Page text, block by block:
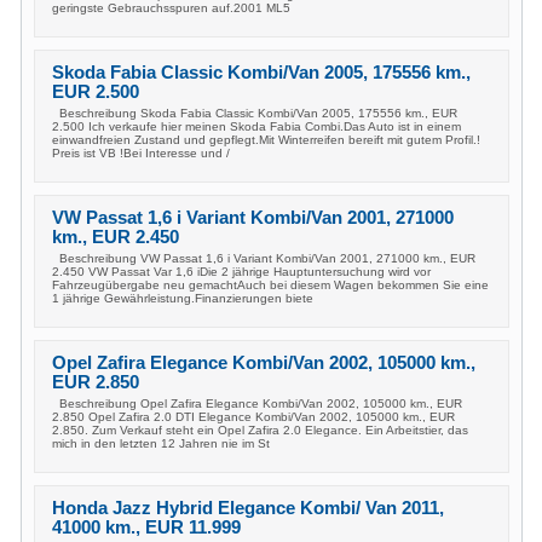
geringste Gebrauchsspuren auf.2001 ML5
Skoda Fabia Classic Kombi/Van 2005, 175556 km.,
EUR 2.500
Beschreibung Skoda Fabia Classic Kombi/Van 2005, 175556 km., EUR
2.500 Ich verkaufe hier meinen Skoda Fabia Combi.Das Auto ist in einem
einwandfreien Zustand und gepflegt.Mit Winterreifen bereift mit gutem Profil.!
Preis ist VB !Bei Interesse und /
VW Passat 1,6 i Variant Kombi/Van 2001, 271000
km., EUR 2.450
Beschreibung VW Passat 1,6 i Variant Kombi/Van 2001, 271000 km., EUR
2.450 VW Passat Var 1,6 iDie 2 jährige Hauptuntersuchung wird vor
Fahrzeugübergabe neu gemachtAuch bei diesem Wagen bekommen Sie eine
1 jährige Gewährleistung.Finanzierungen biete
Opel Zafira Elegance Kombi/Van 2002, 105000 km.,
EUR 2.850
Beschreibung Opel Zafira Elegance Kombi/Van 2002, 105000 km., EUR
2.850 Opel Zafira 2.0 DTI Elegance Kombi/Van 2002, 105000 km., EUR
2.850. Zum Verkauf steht ein Opel Zafira 2.0 Elegance. Ein Arbeitstier, das
mich in den letzten 12 Jahren nie im St
Honda Jazz Hybrid Elegance Kombi/ Van 2011,
41000 km., EUR 11.999